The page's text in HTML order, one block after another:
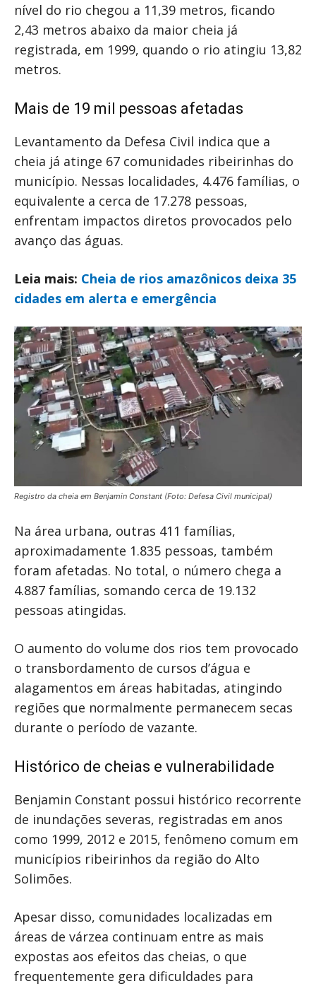
nível do rio chegou a 11,39 metros, ficando
2,43 metros abaixo da maior cheia já
registrada, em 1999, quando o rio atingiu 13,82
metros.
Mais de 19 mil pessoas afetadas
Levantamento da Defesa Civil indica que a
cheia já atinge 67 comunidades ribeirinhas do
município. Nessas localidades, 4.476 famílias, o
equivalente a cerca de 17.278 pessoas,
enfrentam impactos diretos provocados pelo
avanço das águas.
Leia mais: Cheia de rios amazônicos deixa 35
cidades em alerta e emergência
Registro da cheia em Benjamin Constant (Foto: Defesa Civil municipal)
Na área urbana, outras 411 famílias,
aproximadamente 1.835 pessoas, também
foram afetadas. No total, o número chega a
4.887 famílias, somando cerca de 19.132
pessoas atingidas.
O aumento do volume dos rios tem provocado
o transbordamento de cursos d’água e
alagamentos em áreas habitadas, atingindo
regiões que normalmente permanecem secas
durante o período de vazante.
Histórico de cheias e vulnerabilidade
Benjamin Constant possui histórico recorrente
de inundações severas, registradas em anos
como 1999, 2012 e 2015, fenômeno comum em
municípios ribeirinhos da região do Alto
Solimões.
Apesar disso, comunidades localizadas em
áreas de várzea continuam entre as mais
expostas aos efeitos das cheias, o que
frequentemente gera dificuldades para